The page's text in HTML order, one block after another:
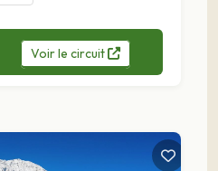
Voirle circuit